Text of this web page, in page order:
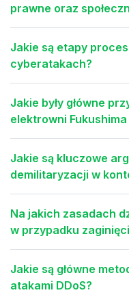
prawne oraz
Jakie są etapy
cyberatakach?
Jakie były główne
elektrowni Fukushima
Jakie są kluczowe
demilitaryzacji w
Na jakich zasadach
w przypadku
Jakie są główne
atakami DDoS?